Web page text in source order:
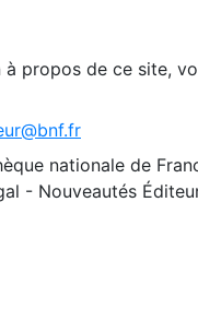
à propos de ce site,
nationale de
- Nouveautés